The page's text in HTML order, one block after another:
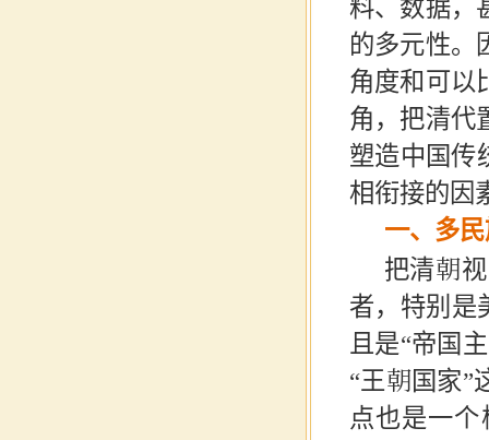
料、数据，
的多元性。
角度和可以
角，把清代
塑造中国传
相衔接的因
一、多
把清朝
者，特别是
且是“帝国
“王朝国家”
点也是一